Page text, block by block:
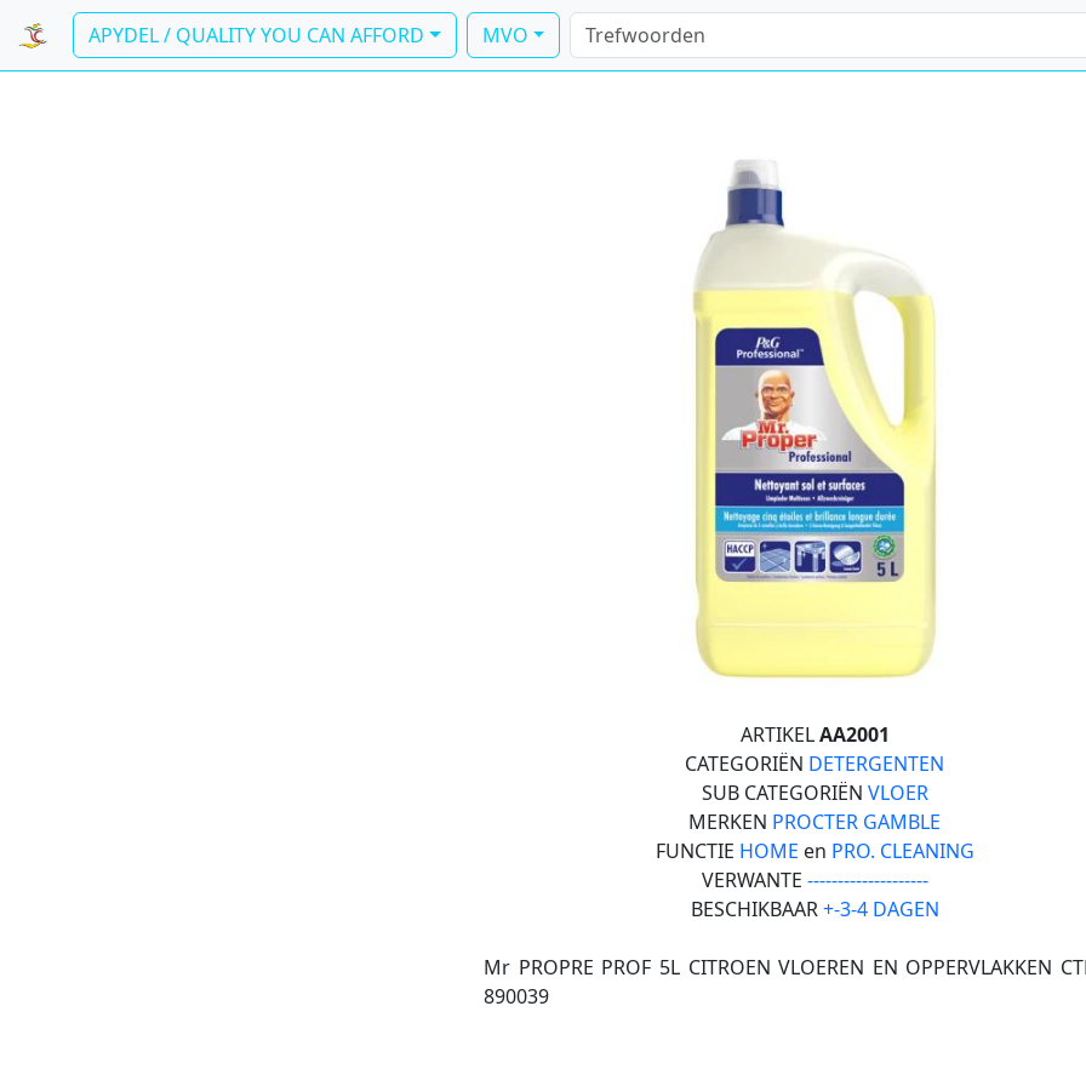
APYDEL / QUALITY YOU CAN AFFORD MVO
ARTIKELAA2001
CATEGORIËN DETERGENTEN
SUB CATEGORIËN VLOER
MERKEN PROCTER GAMBLE
FUNCTIE HOME en PRO. CLEANING
VERWANTE --------------------
BESCHIKBAAR+-3-4 DAGEN
Mr PROPRE PROF 5L CITROEN VLOEREN EN OPPERVLAKKEN
890039